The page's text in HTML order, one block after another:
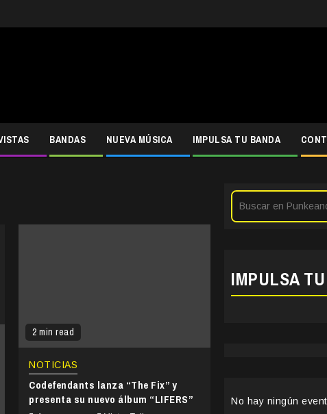
BANDAS NUEVA MÚSICA IMPULSA TU BANDA
2 min read
NOTICIAS
Codefendants lanza “The Fix” y
presenta su nuevo álbum “LIFERS”
IMPULSA
No hay ningún